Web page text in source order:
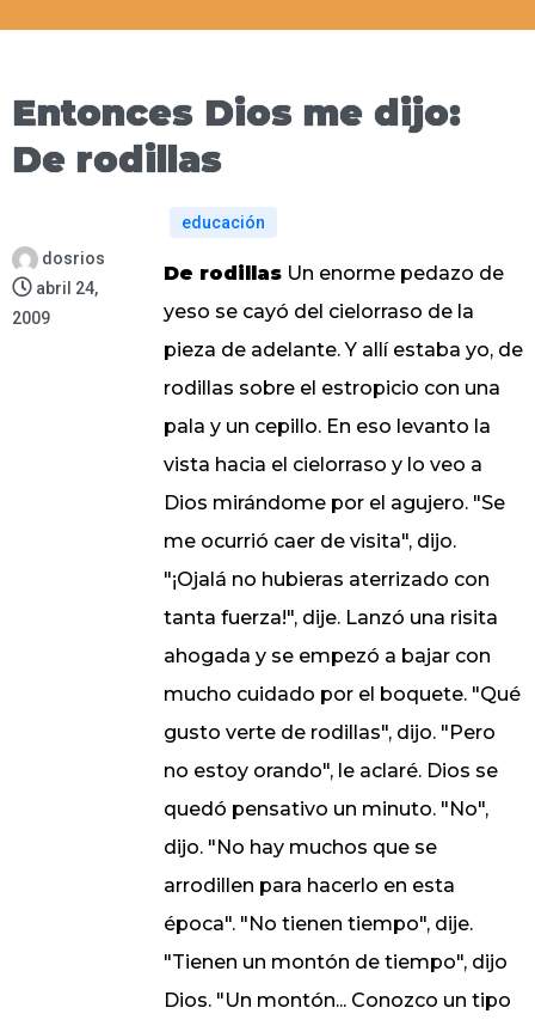
Entonces Dios me dijo:
De rodillas
dosrios
abril 24,
2009
educación
De rodillasUn enorme pedazo de
yeso se cayó del cielorraso de la
pieza de adelante. Y allí estaba yo, de
rodillas sobre el estropicio con una
pala y un cepillo. En eso levanto la
vista hacia el cielorraso y lo veo a
Dios mirándome por el agujero. "Se
me ocurrió caer de visita", dijo.
"¡Ojalá no hubieras aterrizado con
tanta fuerza!", dije. Lanzó una risita
ahogada y se empezó a bajar con
mucho cuidado por el boquete. "Qué
gusto verte de rodillas", dijo. "Pero
no estoy orando", le aclaré. Dios se
quedó pensativo un minuto. "No",
dijo. "No hay muchos que se
arrodillen para hacerlo en esta
época". "No tienen tiempo", dije.
"Tienen un montón de tiempo", dijo
Dios. "Un montón... Conozco un tipo